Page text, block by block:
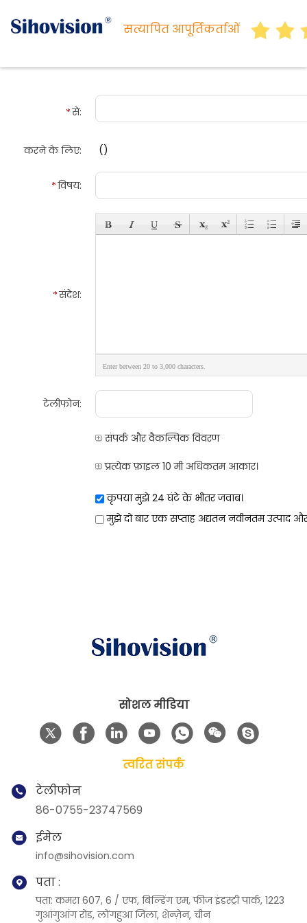
सत्यापित आपूर्तिकर्ताओं
से:
करने के लिए: ()
विषय:
संदेश:
Enter between 20 to 3,000 characters.
टेलीफोन:
संपर्क और वैकल्पिक विवरण
प्रत्येक फ़ाइल 10 मी अधिकतम आकार।
कृपया मुझे 24 घंटे के भीतर जवाब।
मुझे दो बार एक सप्ताह अद्यतन नवीनतम उत्पाद
सोशल मीडिया
त्वरित संपर्क
टेलीफोन
86-0755-23747569
ईमेल
info@sihovision.com
पता :
पता: कमरा 607, 6 / एफ, बिल्डिंग एम, फीज इंडस्ट्री पार्क, 1223
गुआंगुआंग रोड, लोंगहुआ जिला, शेन्ज़ेन, चीन